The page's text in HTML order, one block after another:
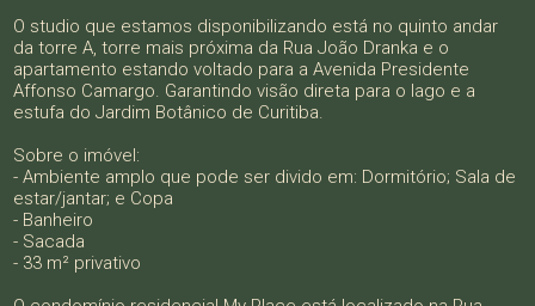
O studio que estamos disponibilizando está no quinto andar
da torre A, torre mais próxima da Rua João Dranka e o
apartamento estando voltado para a Avenida Presidente
Affonso Camargo. Garantindo visão direta para o lago e a
estufa do Jardim Botânico de Curitiba.
Sobre o imóvel:
- Ambiente amplo que pode ser divido em: Dormitório; Sala de
estar/jantar; e Copa
- Banheiro
- Sacada
- 33 m² privativo